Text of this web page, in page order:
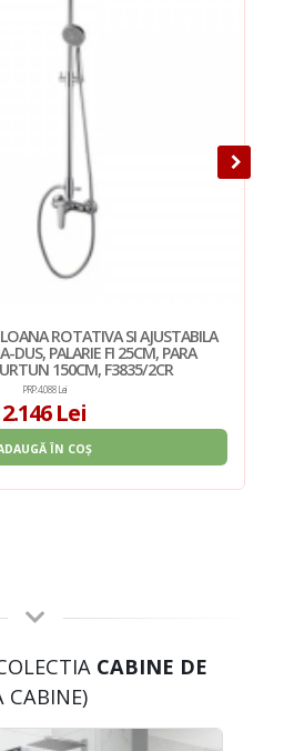
ROTATIVA SI AJUSTABILA
DUS, PALARIE FI 25CM, PARA
150CM, F3835/2CR
PRP: 4.088 Lei
2.146 Lei
ÎN COȘ
CABINE DE
CABINE)